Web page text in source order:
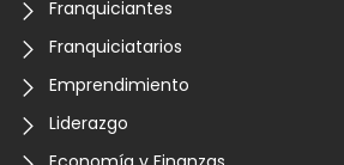
Franquiciantes
Franquiciatarios
Emprendimiento
Liderazgo